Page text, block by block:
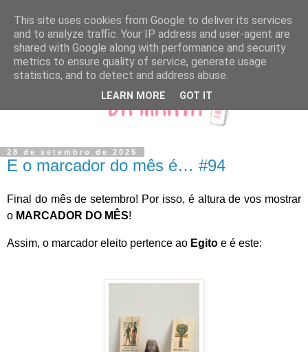
28 de setembro de 2025
E o marcador do mês é… #94
Final do mês de setembro! Por isso, é altura de vos mostrar
o MARCADOR DO MÊS!
Assim, o marcador eleito pertence ao Egito e é este:
This site uses cookies from Google to deliver its services
and to analyze traffic. Your IP address and user-agent are
shared with Google along with performance and security
metrics to ensure quality of service, generate usage
statistics, and to detect and address abuse.
LEARN MORE GOT IT